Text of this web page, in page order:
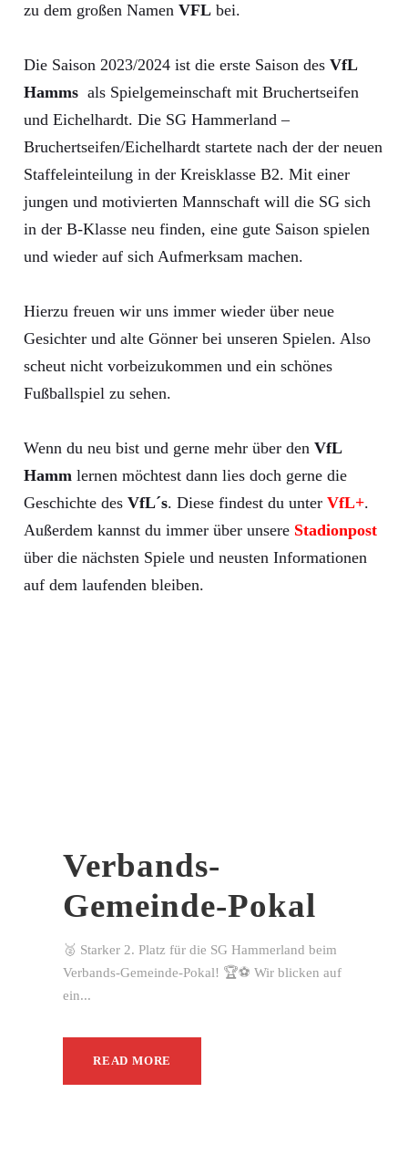
zu dem großen Namen VFL bei.
Die Saison 2023/2024 ist die erste Saison des VfL
Hamms als Spielgemeinschaft mit Bruchertseifen
und Eichelhardt. Die SG Hammerland –
Bruchertseifen/Eichelhardt startete nach der der neuen
Staffeleinteilung in der Kreisklasse B2. Mit einer
jungen und motivierten Mannschaft will die SG sich
in der B-Klasse neu finden, eine gute Saison spielen
und wieder auf sich Aufmerksam machen.
Hierzu freuen wir uns immer wieder über neue
Gesichter und alte Gönner bei unseren Spielen. Also
scheut nicht vorbeizukommen und ein schönes
Fußballspiel zu sehen.
Wenn du neu bist und gerne mehr über den VfL
Hamm lernen möchtest dann lies doch gerne die
Geschichte des VfL´s. Diese findest du unter VfL+.
Außerdem kannst du immer über unsere Stadionpost
über die nächsten Spiele und neusten Informationen
auf dem laufenden bleiben.
Verbands-
Gemeinde-Pokal
🥈 Starker 2. Platz für die SG Hammerland beim
Verbands-Gemeinde-Pokal! 🏆⚽ Wir blicken auf
ein...
READ MORE